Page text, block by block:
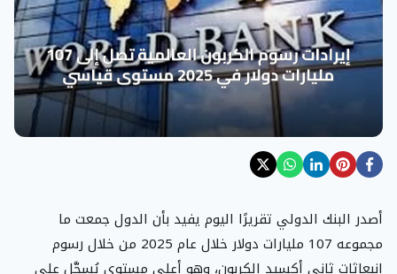
أصدر البنك الدولي تقريرًا اليوم يفيد بأن الدول جمعت ما
مجموعه 107 مليارات دولار خلال عام 2025 من خلال رسوم
انبعاثات ثاني أكسيد الكربون، وهو أعلى مستوى يُسجَّل على